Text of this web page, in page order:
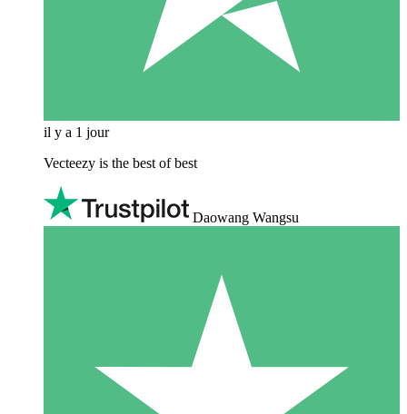
il y a 1 jour
Vecteezy is the best of best
Daowang Wangsu